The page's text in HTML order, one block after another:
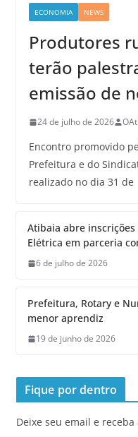
ECONOMIA NEWS
Produtores
terão
emissão de
24 de julho de 2026
Encontro promovido
Prefeitura e do
realizado no dia 31 de
Atibaia abre
Elétrica em parceria
6 de julho de 2026
Prefeitura, Rotary e
menor aprendiz
19 de junho de 2026
Fique por dentro
Deixe seu email e receba